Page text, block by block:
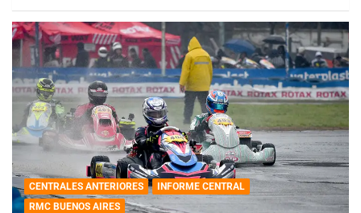
CENTRALES ANTERIORES
INFORME CENTRAL
RMC BUENOS AIRES